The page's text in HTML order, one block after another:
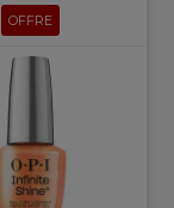
OFFRE